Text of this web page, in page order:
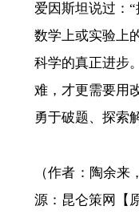
爱因斯坦说过： “
数学上或实验上
科学的真正进步。
难，才更需要用
勇于破题、探索
（作者：陶余
源：昆仑策网【